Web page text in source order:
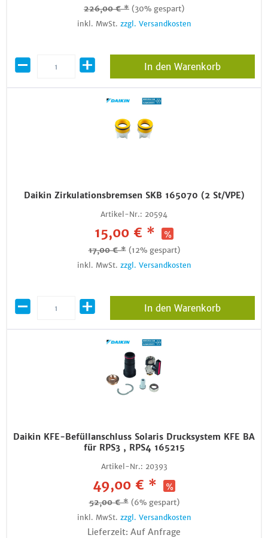
226,00 € * (30% gespart)
inkl. MwSt. zzgl. Versandkosten
In den Warenkorb
Daikin Zirkulationsbremsen SKB 165070 (2 St/VPE)
Artikel-Nr.: 20594
15,00 € *
17,00 € * (12% gespart)
inkl. MwSt. zzgl. Versandkosten
In den Warenkorb
Daikin KFE-Befüllanschluss Solaris Drucksystem KFE BA
für RPS3 , RPS4 165215
Artikel-Nr.: 20393
49,00 € *
52,00 € * (6% gespart)
inkl. MwSt. zzgl. Versandkosten
Lieferzeit: Auf Anfrage